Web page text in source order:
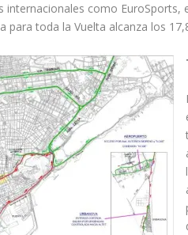
internacionales como EuroSports,
para toda la Vuelta alcanza los